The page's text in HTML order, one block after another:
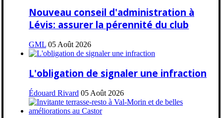
Nouveau conseil d'administration à
Lévis: assurer la pérennité du club
GML 05 Août 2026
L'obligation de signaler une infraction
Édouard Rivard 05 Août 2026